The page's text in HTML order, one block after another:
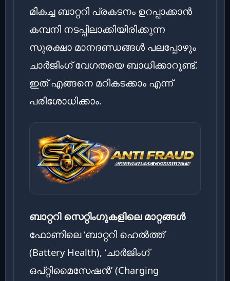
മികച്ച ബാറ്ററി പ്രകടനം ഉറപ്പാക്കാൻ
കമ്പനി നടപ്പിലാക്കിയിരിക്കുന്ന
സുരക്ഷാ മാനദണ്ഡങ്ങൾ പലപ്പോഴും
ചാർജിംഗ് വേഗതയെ ബാധിക്കാറുണ്ട്.
ഇത് എങ്ങനെ മറികടക്കാം എന്ന്
പരിശോധിക്കാം.
ബാറ്ററി സെറ്റിംഗുകളിലെ മാറ്റങ്ങൾ
ഫോണിലെ ‘ബാറ്ററി ഹെൽത്ത്’
(Battery Health), ‘ചാർജിംഗ്
ഒപ്റ്റിമൈസേഷൻ’ (Charging